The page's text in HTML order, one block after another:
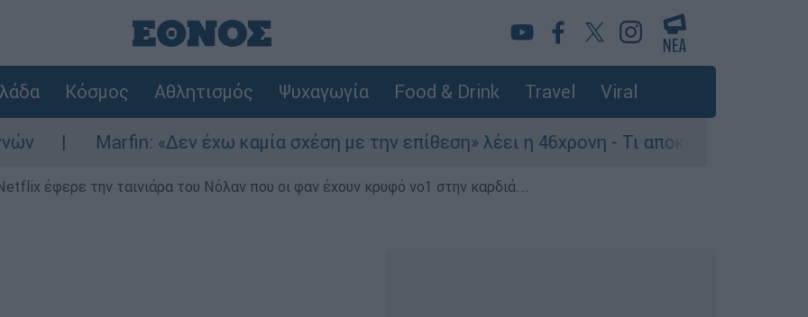
Κόσμος Αθλητισμός Ψυχαγωγία Food & Drink Travel Viral
«Δεν έχω καμία σχέση με την επίθεση» λέει η 46χρονη - Τι αποκάλυψε στους αστυνομικούς
έφερε την ταινιάρα του Νόλαν που οι φαν έχουν κρυφό νο1 στην καρδιά...